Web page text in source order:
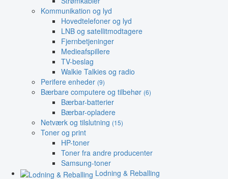
Kommunikation og lyd
Hovedtelefoner og lyd
LNB og satellitmodtagere
Fjernbetjeninger
Medieafspillere
TV-beslag
Walkie Talkies og radio
Perifere enheder (9)
Bærbare computere og tilbehør (6)
Bærbar-batterier
Bærbar-opladere
Netværk og tilslutning (15)
Toner og print
HP-toner
Toner fra andre producenter
Samsung-toner
Lodning & Reballing